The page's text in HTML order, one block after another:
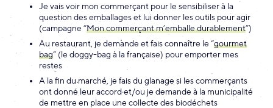
Je vais voir mon commerçant pour le sensibiliser à la
question des emballages et lui donner les outils pour agir
(campagne “Mon commerçant m’emballe durablement”)
Au restaurant, je demande et fais connaître le “gourmet
bag” (le doggy-bag à la française) pour emporter mes
restes
A la fin du marché, je fais du glanage si les commerçants
ont donné leur accord et/ou je demande à la municipalité
de mettre en place une collecte des biodéchets